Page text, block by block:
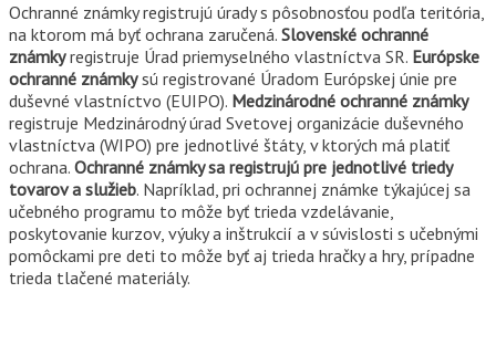
Ochranné známky registrujú úrady s pôsobnosťou podľa teritória,
na ktorom má byť ochrana zaručená. Slovenské ochranné
známkyregistruje Úrad priemyselného vlastníctva SR. Európske
ochranné známkysú registrované Úradom Európskej únie pre
duševné vlastníctvo (EUIPO). Medzinárodné ochranné známky
registruje Medzinárodný úrad Svetovej organizácie duševného
vlastníctva (WIPO) pre jednotlivé štáty, v ktorých má platiť
ochrana. Ochranné známky sa registrujú pre jednotlivé triedy
tovarov a služieb. Napríklad, pri ochrannej známke týkajúcej sa
učebného programu to môže byť trieda vzdelávanie,
poskytovanie kurzov, výuky a inštrukcií a v súvislosti s učebnými
pomôckami pre deti to môže byť aj trieda hračky a hry, prípadne
trieda tlačené materiály.